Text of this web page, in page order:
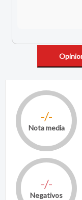
-/-
Nota media
-/-
Negativos